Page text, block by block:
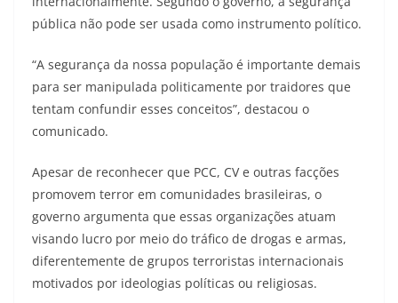
pública não pode ser usada como instrumento político.
“A segurança da nossa população é importante demais
para ser manipulada politicamente por traidores que
tentam confundir esses conceitos”, destacou o
comunicado.
Apesar de reconhecer que PCC, CV e outras facções
promovem terror em comunidades brasileiras, o
governo argumenta que essas organizações atuam
visando lucro por meio do tráfico de drogas e armas,
diferentemente de grupos terroristas internacionais
motivados por ideologias políticas ou religiosas.